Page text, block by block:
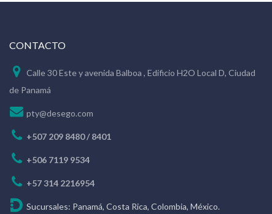
CONTACTO
Calle 30 Este y avenida Balboa , Edificio H2O Local D, Ciudad
de Panamá
pty@desego.com
+507 209 8480 / 8401
+506 7119 9534
+57 314 2216954
Sucursales: Panamá, Costa Rica, Colombia, México.